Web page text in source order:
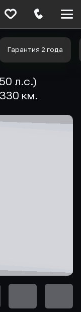
Гарантия 2 года
л.с.)
км.